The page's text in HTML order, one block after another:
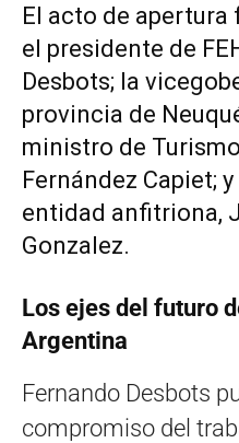
El acto de apertura
el presidente de
Desbots; la
provincia de
ministro de
Fernández Capiet;
entidad anfitriona,
Gonzalez.
Los ejes del futuro
Argentina
Fernando Desbots
compromiso del